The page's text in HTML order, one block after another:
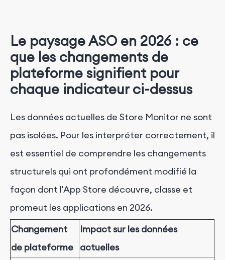
Le paysage ASO en 2026 : ce
que les changements de
plateforme signifient pour
chaque indicateur ci-dessus
Les données actuelles de Store Monitor ne sont
pas isolées. Pour les interpréter correctement, il
est essentiel de comprendre les changements
structurels qui ont profondément modifié la
façon dont l'App Store découvre, classe et
promeut les applications en 2026.
Changement
de plateforme
Impact sur les données
actuelles